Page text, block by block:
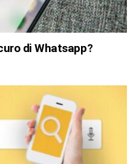
di Whatsapp?